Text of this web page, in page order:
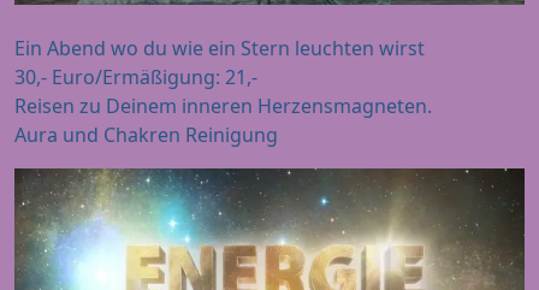
Ein Abend wo du wie ein Stern leuchten wirst
30,- Euro/Ermäßigung: 21,-
Reisen zu Deinem inneren Herzensmagneten.
Aura und Chakren Reinigung